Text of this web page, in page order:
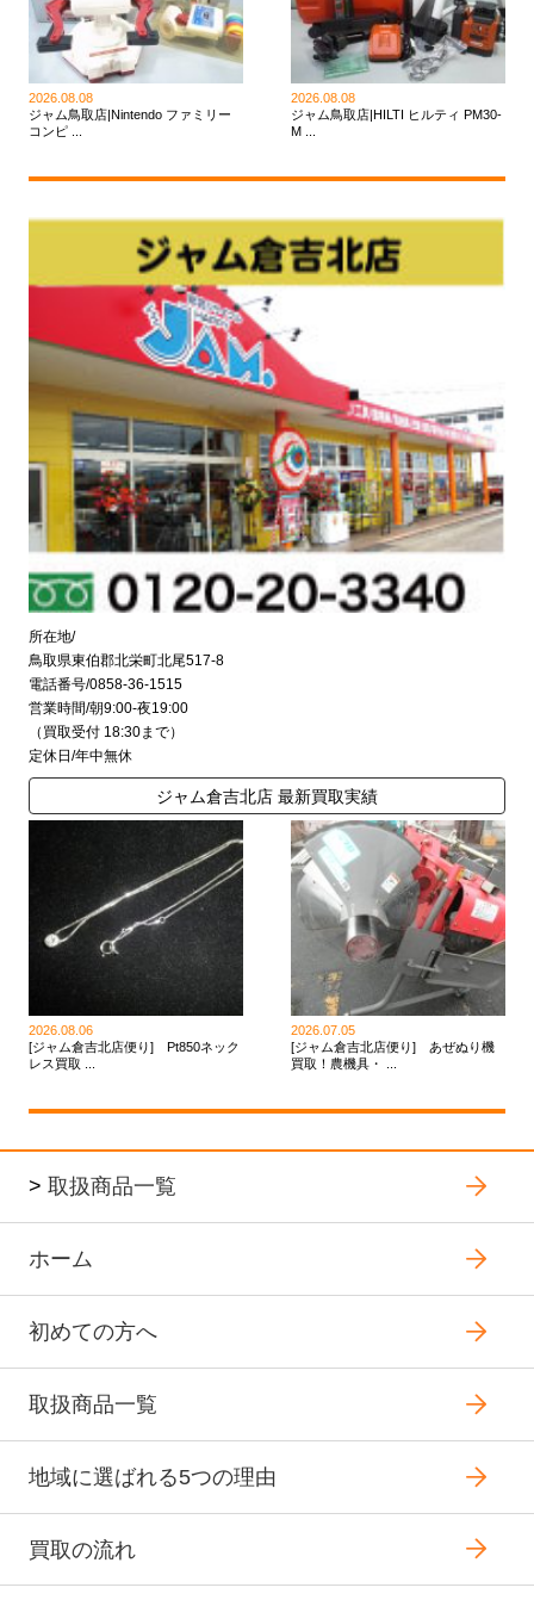
2026.08.08
ジャム鳥取店|Nintendo ファミリー
コンピ ...
2026.08.08
ジャム鳥取店|HILTI ヒルティ PM30-
M ...
所在地/
鳥取県東伯郡北栄町北尾517-8
電話番号/0858-36-1515
営業時間/朝9:00-夜19:00
（買取受付 18:30まで）
定休日/年中無休
ジャム倉吉北店 最新買取実績
2026.08.06
[ジャム倉吉北店便り] Pt850ネック
レス買取 ...
2026.07.05
[ジャム倉吉北店便り] あぜぬり機
買取！農機具・ ...
> 取扱商品一覧
ホーム
初めての方へ
取扱商品一覧
地域に選ばれる5つの理由
買取の流れ